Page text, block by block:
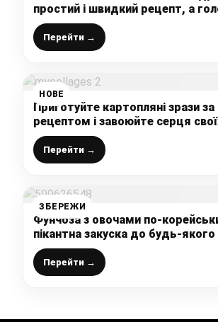
простий і швидкий рецепт, а
смачний
Перейти →
НОВЕ
Приготуйте картопляні зрази
рецептом і завоюйте серця
неймовірно смачно і ситно
Перейти →
ЗБЕРЕЖИ
Фунчоза з овочами по-
пікантна закуска до будь-якого
застілля
Перейти →